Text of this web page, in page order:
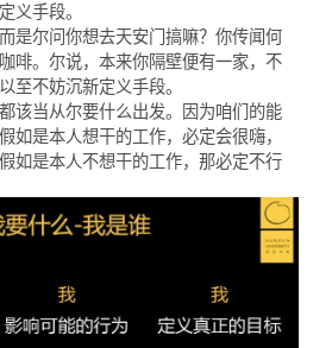
义手段。
是尔问你想去天安门搞嘛？你传闻何
啡。尔说，本来你隔壁便有一家，不
至不妨沉新定义手段。
该当从尔要什么出发。因为咱们的能
如是本人想干的工作，必定会很嗨，
如是本人不想干的工作，那必定不行